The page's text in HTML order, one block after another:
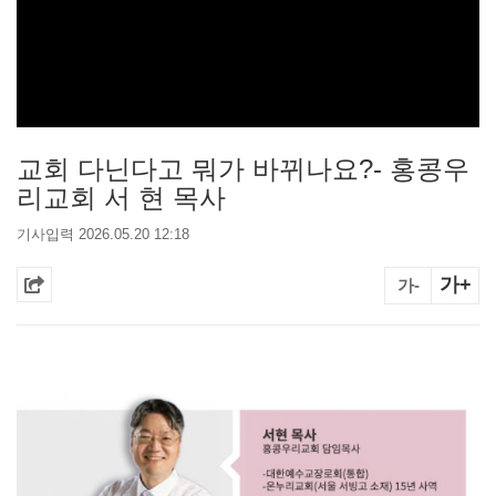
교회 다닌다고 뭐가 바뀌나요?- 홍콩우
리교회 서 현 목사
기사입력 2026.05.20 12:18
가- 가+